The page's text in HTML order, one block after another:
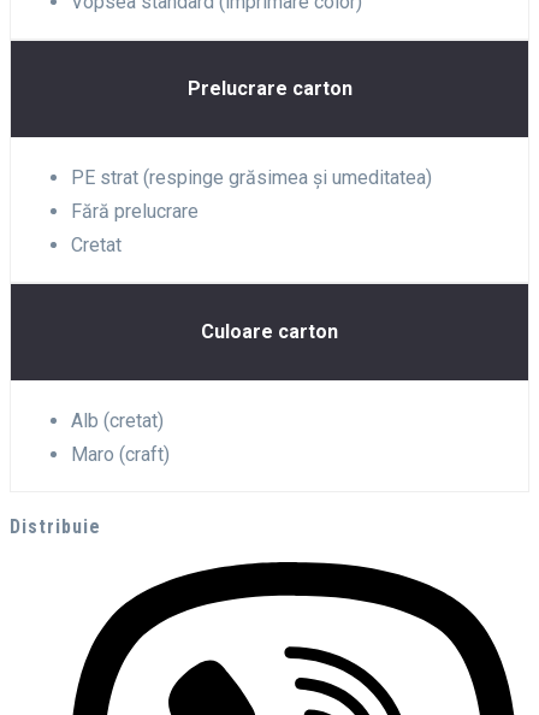
Prelucrare carton
PE strat (respinge grăsimea și umeditatea)
Fără prelucrare
Cretat
Culoare carton
Alb (cretat)
Maro (craft)
Distribuie